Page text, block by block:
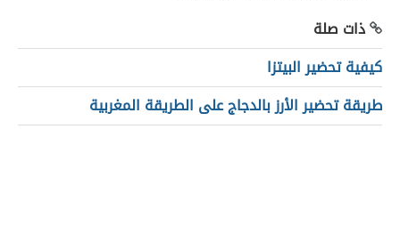
ذات صلة
كيفية تحضير البيتزا
طريقة تحضير الأرز بالدجاج على الطريقة المغربية